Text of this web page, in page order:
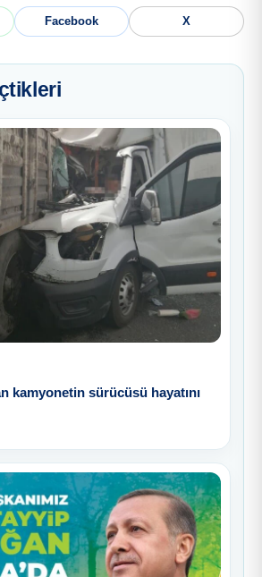
Facebook X
kamyonetin sürücüsü hayatını